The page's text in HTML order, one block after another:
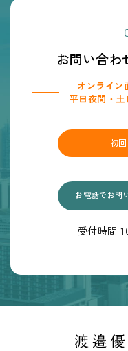
お問い合わ
オンライン
平日夜間・
初
お電話でお問
受付時間